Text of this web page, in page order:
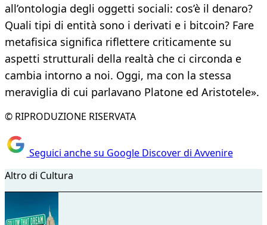
all’ontologia degli oggetti sociali: cos’è il denaro?
Quali tipi di entità sono i derivati e i bitcoin? Fare
metafisica significa riflettere criticamente su
aspetti strutturali della realtà che ci circonda e
cambia intorno a noi. Oggi, ma con la stessa
meraviglia di cui parlavano Platone ed Aristotele».
© RIPRODUZIONE RISERVATA
Seguici anche su Google Discover di Avvenire
Altro di Cultura